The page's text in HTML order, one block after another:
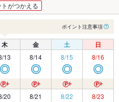
トがつかえる
ポイント注意事項
木 金 土 日
13
◎
8/14
◎
8/15
◎
8/16
◎
20 8/21 8/22 8/23